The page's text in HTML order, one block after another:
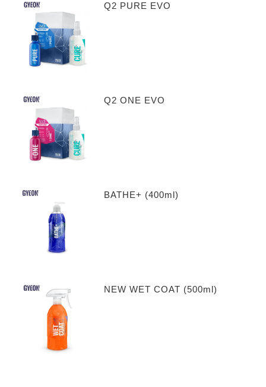
Q2 PURE EVO
Q2 ONE EVO
BATHE+ (400ml)
NEW WET COAT (500ml)